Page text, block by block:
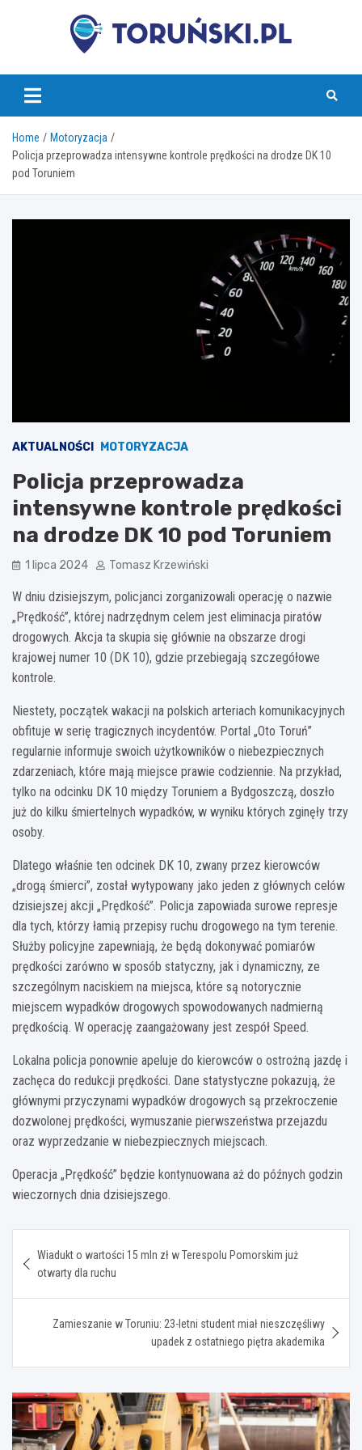
torunski.pl
Home
Motoryzacja
Policja przeprowadza intensywne kontrole prędkości na drodze DK 10
pod Toruniem
AKTUALNOŚCI MOTORYZACJA
Policja przeprowadza
intensywne kontrole prędkości
na drodze DK 10 pod Toruniem
1 lipca 2024 Tomasz Krzewiński
W dniu dzisiejszym, policjanci zorganizowali operację o nazwie
„Prędkość”, której nadrzędnym celem jest eliminacja piratów
drogowych. Akcja ta skupia się głównie na obszarze drogi
krajowej numer 10 (DK 10), gdzie przebiegają szczegółowe
kontrole.
Niestety, początek wakacji na polskich arteriach komunikacyjnych
obfituje w serię tragicznych incydentów. Portal „Oto Toruń”
regularnie informuje swoich użytkowników o niebezpiecznych
zdarzeniach, które mają miejsce prawie codziennie. Na przykład,
tylko na odcinku DK 10 między Toruniem a Bydgoszczą, doszło
już do kilku śmiertelnych wypadków, w wyniku których zginęły trzy
osoby.
Dlatego właśnie ten odcinek DK 10, zwany przez kierowców
„drogą śmierci”, został wytypowany jako jeden z głównych celów
dzisiejszej akcji „Prędkość”. Policja zapowiada surowe represje
dla tych, którzy łamią przepisy ruchu drogowego na tym terenie.
Służby policyjne zapewniają, że będą dokonywać pomiarów
prędkości zarówno w sposób statyczny, jak i dynamiczny, ze
szczególnym naciskiem na miejsca, które są notorycznie
miejscem wypadków drogowych spowodowanych nadmierną
prędkością. W operację zaangażowany jest zespół Speed.
Lokalna policja ponownie apeluje do kierowców o ostrożną jazdę i
zachęca do redukcji prędkości. Dane statystyczne pokazują, że
głównymi przyczynami wypadków drogowych są przekroczenie
dozwolonej prędkości, wymuszanie pierwszeństwa przejazdu
oraz wyprzedzanie w niebezpiecznych miejscach.
Operacja „Prędkość” będzie kontynuowana aż do późnych godzin
wieczornych dnia dzisiejszego.
wpisu
Wiadukt o wartości 15 mln zł w Terespolu Pomorskim już
otwarty dla ruchu
Zamieszanie w Toruniu: 23-letni student miał nieszczęśliwy
upadek z ostatniego piętra akademika